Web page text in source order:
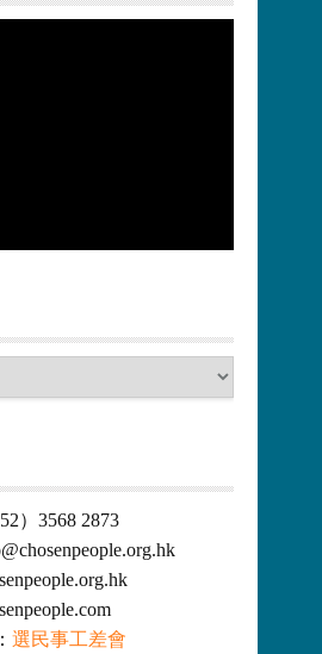
3568 2873
選民事工差會